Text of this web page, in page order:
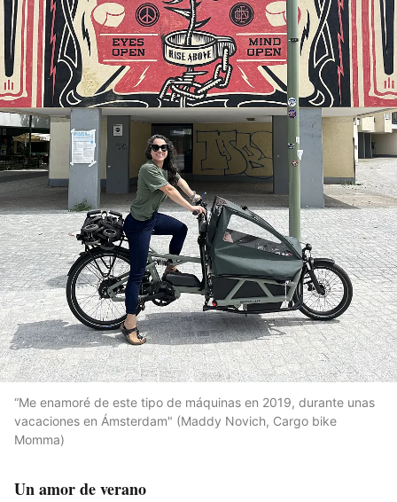
“Me enamoré de este tipo de máquinas en 2019, durante unas
vacaciones en Ámsterdam" (Maddy Novich, Cargo bike
Momma)
Un amor de verano